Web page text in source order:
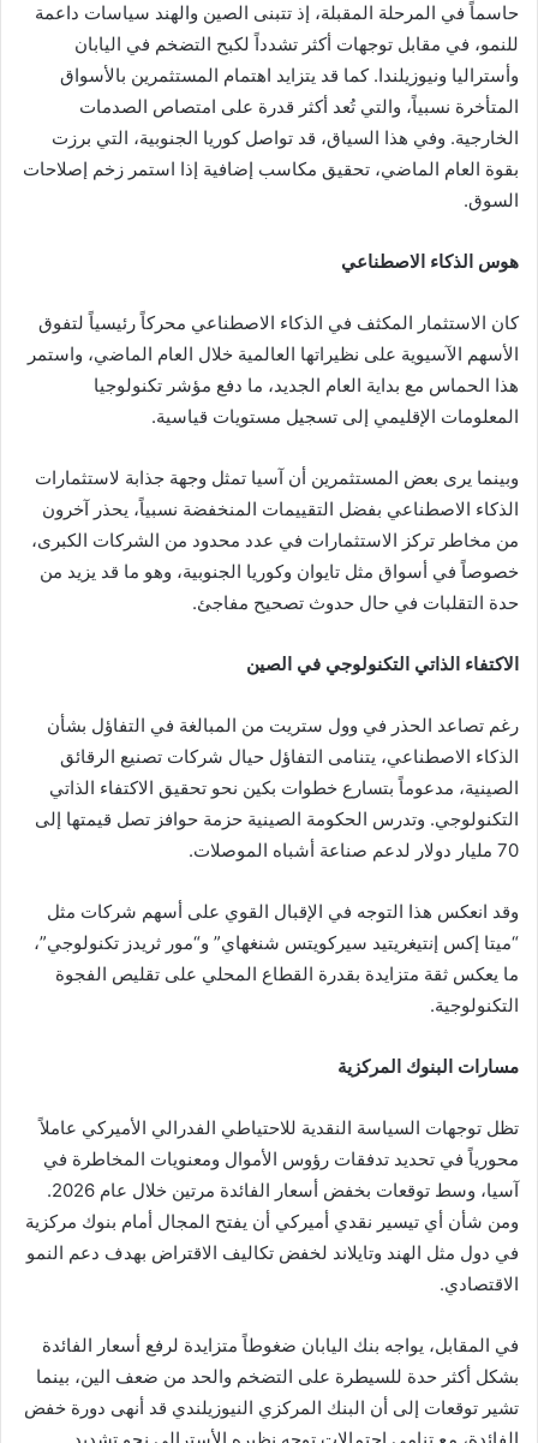
حاسماً في المرحلة المقبلة، إذ تتبنى الصين والهند سياسات داعمة
للنمو، في مقابل توجهات أكثر تشدداً لكبح التضخم في اليابان
وأستراليا ونيوزيلندا. كما قد يتزايد اهتمام المستثمرين بالأسواق
المتأخرة نسبياً، والتي تُعد أكثر قدرة على امتصاص الصدمات
الخارجية. وفي هذا السياق، قد تواصل كوريا الجنوبية، التي برزت
بقوة العام الماضي، تحقيق مكاسب إضافية إذا استمر زخم إصلاحات
السوق.
هوس الذكاء الاصطناعي
كان الاستثمار المكثف في الذكاء الاصطناعي محركاً رئيسياً لتفوق
الأسهم الآسيوية على نظيراتها العالمية خلال العام الماضي، واستمر
هذا الحماس مع بداية العام الجديد، ما دفع مؤشر تكنولوجيا
المعلومات الإقليمي إلى تسجيل مستويات قياسية.
وبينما يرى بعض المستثمرين أن آسيا تمثل وجهة جذابة لاستثمارات
الذكاء الاصطناعي بفضل التقييمات المنخفضة نسبياً، يحذر آخرون
من مخاطر تركز الاستثمارات في عدد محدود من الشركات الكبرى،
خصوصاً في أسواق مثل تايوان وكوريا الجنوبية، وهو ما قد يزيد من
حدة التقلبات في حال حدوث تصحيح مفاجئ.
الاكتفاء الذاتي التكنولوجي في الصين
رغم تصاعد الحذر في وول ستريت من المبالغة في التفاؤل بشأن
الذكاء الاصطناعي، يتنامى التفاؤل حيال شركات تصنيع الرقائق
الصينية، مدعوماً بتسارع خطوات بكين نحو تحقيق الاكتفاء الذاتي
التكنولوجي. وتدرس الحكومة الصينية حزمة حوافز تصل قيمتها إلى
70 مليار دولار لدعم صناعة أشباه الموصلات.
وقد انعكس هذا التوجه في الإقبال القوي على أسهم شركات مثل
“ميتا إكس إنتيغريتيد سيركويتس شنغهاي” و“مور ثريدز تكنولوجي”،
ما يعكس ثقة متزايدة بقدرة القطاع المحلي على تقليص الفجوة
التكنولوجية.
مسارات البنوك المركزية
تظل توجهات السياسة النقدية للاحتياطي الفدرالي الأميركي عاملاً
محورياً في تحديد تدفقات رؤوس الأموال ومعنويات المخاطرة في
آسيا، وسط توقعات بخفض أسعار الفائدة مرتين خلال عام 2026.
ومن شأن أي تيسير نقدي أميركي أن يفتح المجال أمام بنوك مركزية
في دول مثل الهند وتايلاند لخفض تكاليف الاقتراض بهدف دعم النمو
الاقتصادي.
في المقابل، يواجه بنك اليابان ضغوطاً متزايدة لرفع أسعار الفائدة
بشكل أكثر حدة للسيطرة على التضخم والحد من ضعف الين، بينما
تشير توقعات إلى أن البنك المركزي النيوزيلندي قد أنهى دورة خفض
الفائدة، مع تنامي احتمالات توجه نظيره الأسترالي نحو تشديد